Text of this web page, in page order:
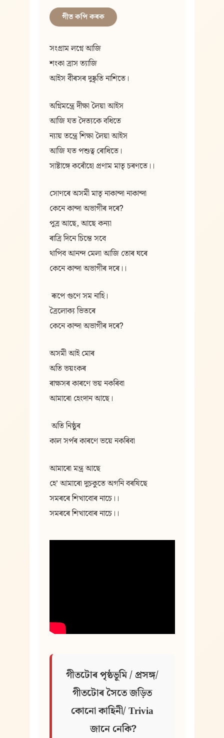
গীত কপি কৰক
সংগ্ৰাম লগ্নে আজি
শংকা ত্ৰাস ত্যাজি
আইস বীৰসৰ দুষ্কৃতি নাশিতে।
অগ্নিমন্ত্ৰে দীক্ষা লৈয়া আইস
আজি যত দৈত্যকে বধিতে
ন্যায় তন্ত্ৰে শিক্ষা লৈয়া আইস
আজি যত পশুত্ব ৰোধিতে।
সাষ্টাঙ্গে কৰোঁহো প্ৰণাম মাতৃ চৰণতে।।
সোণৰে অসমী মাতৃ নাকান্দা নাকান্দা
কেনে কান্দা অভাগীৰ দৰে?
পুত্ৰ আছে, আছে কন্যা
ৰাত্ৰি দিনে চিন্তে সবে
থাপিব আনন্দ মেলা আজি তোৰ ঘৰে
কেনে কান্দা অভাগীৰ দৰে।।
ৰূপে গুণে সম নাহি।
ত্ৰৈলোক্য ভিতৰে
কেনে কান্দা অভাগীৰ দৰে?
অসমী আই মোৰ
অতি ভয়ংকৰ
ৰাক্ষসৰ কাৰণে ভয় নকৰিবা
আমাৰো হেংদান আছে।
অতি নিষ্ঠুৰ
কাল সৰ্পৰ কাৰণে ভয়ে নকৰিবা
আমাৰো মন্ত্ৰ আছে
হে’ আমাৰো দুচকুতে অগনি বৰষিছে
সমৰৰে শিখাবোৰ নাচে।।
সমৰৰে শিখাবোৰ নাচে।।
গীতটোৰ পৃষ্ঠভূমি / প্ৰসঙ্গ/
গীতটোৰ সৈতে জড়িত
কোনো কাহিনী/ Trivia
জানে নেকি?